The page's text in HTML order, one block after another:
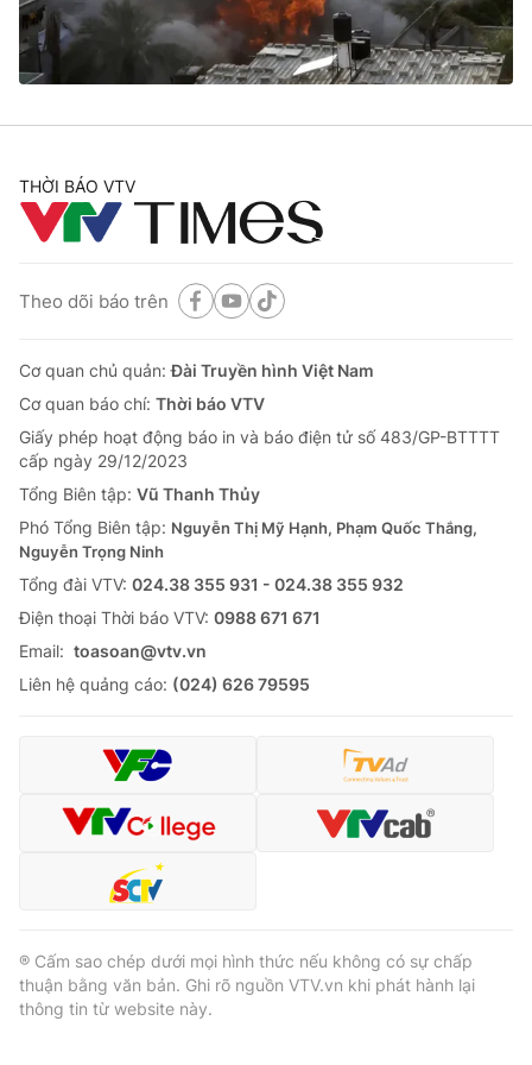
Sản phẩm
Thị trường
Tư vấn
Lịch phát sóng
Emagazine Podcast
VTV Money VTV Thể thao
VTV Sức khoẻ
Thị trường 24h Tấm lòng Việt
VTV4 Vươn mình bằng AI
VTV9 VTV8
Liên hệ tòa soạn
THỜI BÁO VTV
Theo dõi báo trên
THỜI BÁO VTV
Theo dõi báo trên
Cơ quan chủ quản:Đài Truyền hình Việt Nam
Cơ quan báo chí: Thời báo VTV
Giấy phép hoạt động báo in và báo điện tử số 483/GP-BTTTT
cấp ngày 29/12/2023
Tổng Biên tập: Vũ Thanh Thủy
Phó Tổng Biên tập: Nguyễn Thị Mỹ Hạnh, Phạm Quốc Thắng,
Nguyễn Trọng Ninh
Tổng đài VTV: 024.38 355 931 - 024.38 355 932
Ðiện thoại Thời báo VTV: 0988 671 671
Email: toasoan@vtv.vn
Liên hệ quảng cáo: (024) 626 79595
® Cấm sao chép dưới mọi hình thức nếu không có sự chấp
thuận bằng văn bản. Ghi rõ nguồn VTV.vn khi phát hành lại
thông tin từ website này.